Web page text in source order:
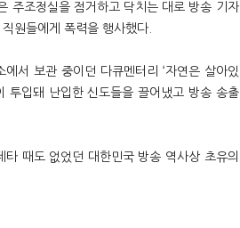
주조정실을 점거하고 닥치는 대로 방송 기자
원들에게 폭력을 행사했다.
서 보관 중이던 다큐멘터리 ‘자연은 살아있
투입돼 난입한 신도들을 끌어냈고 방송 송출
때도 없었던 대한민국 방송 역사상 초유의